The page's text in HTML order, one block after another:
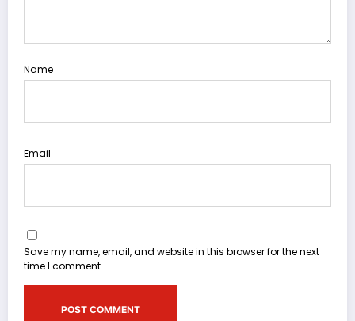
Name
Email
Save my name, email, and website in this browser for the next
time I comment.